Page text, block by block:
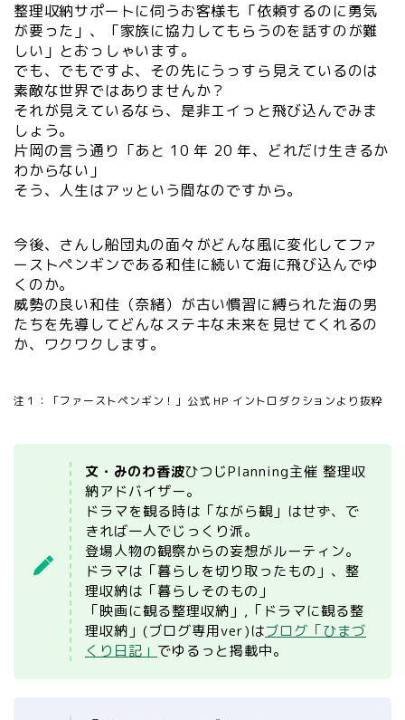
整理収納サポートに伺うお客様も「依頼するのに勇気
が要った」、「家族に協力してもらうのを話すのが難
しい」とおっしゃいます。
でも、でもですよ、その先にうっすら見えているのは
素敵な世界ではありませんか？
それが見えているなら、是非エイっと飛び込んでみま
しょう。
片岡の言う通り「あと 10 年 20 年、どれだけ生きるか
わからない」
そう、人生はアッという間なのですから。
今後、さんし船団丸の面々がどんな風に変化してファ
ーストペンギンである和佳に続いて海に飛び込んでゆ
くのか。
威勢の良い和佳（奈緒）が古い慣習に縛られた海の男
たちを先導してどんなステキな未来を見せてくれるの
か、ワクワクします。
注１：「ファーストペンギン！」公式 HP イントロダクションより抜粋
文・みのわ香波ひつじPlanning主催 整理収
納アドバイザー。
ドラマを観る時は「ながら観」はせず、で
きれば一人でじっくり派。
登場人物の観察からの妄想がルーティン。
ドラマは「暮らしを切り取ったもの」、整
理収納は「暮らしそのもの」
「映画に観る整理収納」,「ドラマに観る整
理収納」(ブログ専用ver)はブログ「ひまづ
くり日記」 でゆるっと掲載中。